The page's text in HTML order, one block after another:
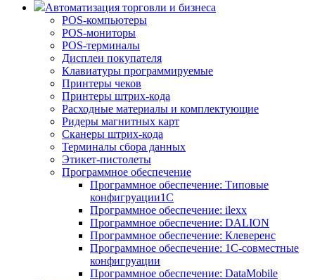
Автоматизация торговли и бизнеса
POS-компьютеры
POS-мониторы
POS-терминалы
Дисплеи покупателя
Клавиатуры программируемые
Принтеры чеков
Принтеры штрих-кода
Расходные материалы и комплектующие
Ридеры магнитных карт
Сканеры штрих-кода
Терминалы сбора данных
Этикет-пистолеты
Программное обеспечение
Программное обеспечение: Типовые
конфигруации1С
Программное обеспечение: ilexx
Программное обеспечение: DALION
Программное обеспечение: Клеверенс
Программное обеспечение: 1С-совместные
конфигруации
Программное обеспечение: DataMobile